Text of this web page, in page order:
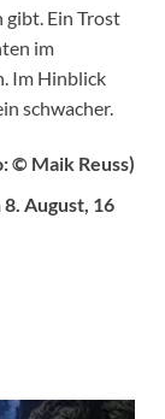
gibt. Ein Trost
im
Im Hinblick
schwacher.
© Maik Reuss)
August, 16